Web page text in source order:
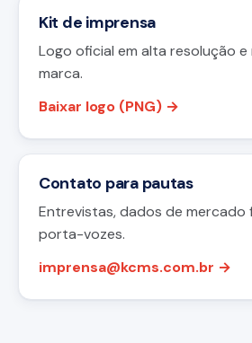
Kit de imprensa
Logo oficial em alta resolução e
marca.
Baixar logo (PNG) →
Contato para pautas
Entrevistas, dados de mercado
porta-vozes.
imprensa@kcms.com.br →